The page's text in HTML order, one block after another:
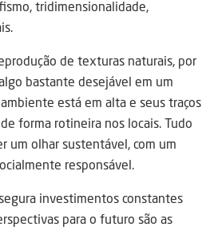
tridimensionalidade,
de texturas naturais, por
bastante desejável em um
está em alta e seus traços
forma rotineira nos locais. Tudo
um olhar sustentável, com um
responsável.
investimentos constantes
para o futuro são as